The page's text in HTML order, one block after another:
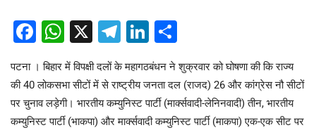
Facebook
WhatsApp
X Telegram
LinkedIn
पटना । बिहार में विपक्षी दलों के महागठबंधन ने शुक्रवार को घोषणा की कि राज्य
की 40 लोकसभा सीटों में से राष्ट्रीय जनता दल (राजद) 26 और कांग्रेस नौ सीटों
पर चुनाव लड़ेगी। भारतीय कम्युनिस्ट पार्टी (मार्क्सवादी-लेनिनवादी) तीन, भारतीय
कम्युनिस्ट पार्टी (भाकपा) और मार्क्सवादी कम्युनिस्ट पार्टी (माकपा) एक-एक सीट पर